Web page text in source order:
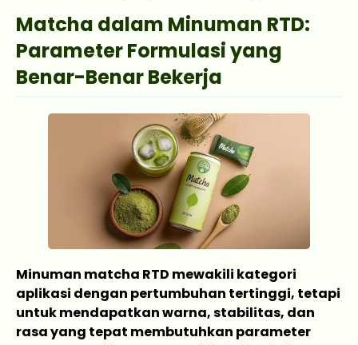
Matcha dalam Minuman RTD:
Parameter Formulasi yang
Benar-Benar Bekerja
Minuman matcha RTD mewakili kategori
aplikasi dengan pertumbuhan tertinggi, tetapi
untuk mendapatkan warna, stabilitas, dan
rasa yang tepat membutuhkan parameter